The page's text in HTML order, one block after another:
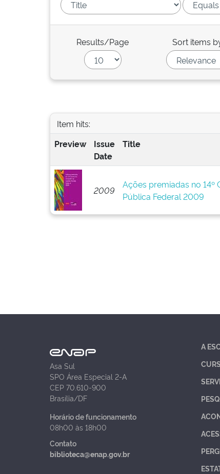
Results/Page Sort items
Item hits:
Preview
Issue
Date
Title
2009
Ações premiadas no 14º
Pública Federal 2009
Asa Sul
SPO Área Especial 2-A
CEP 70.610-900
Brasília/DF
Horário de funcionamento
08h00 às 18h00
Contato
biblioteca@enap.gov.br
A